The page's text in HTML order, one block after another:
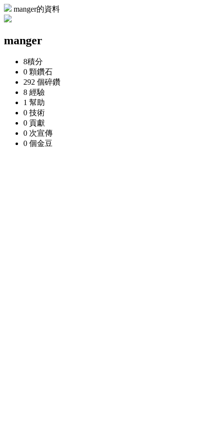
manger的資料
manger
8積分
0 顆鑽石
292 個碎鑽
8 經驗
1 幫助
0 技術
0 貢獻
0 次宣傳
0 個金豆